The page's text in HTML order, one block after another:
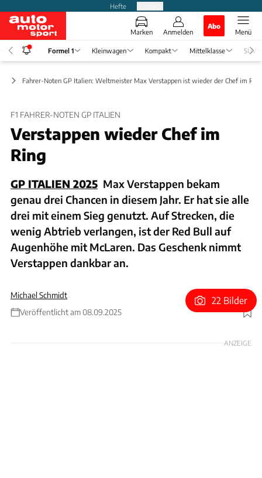
Hefte
Marken Anmelden
Abo
Menü
Formel 1 Kleinwagen Kompakt Mittelklasse SUV
Fahrer-Noten GP Italien: Weltmeister Max Verstappen ist wieder der Chef im Ring
F1 FAHRER-NOTEN GP ITALIEN
Verstappen wieder Chef im
Ring
GP ITALIEN 2025 Max Verstappen bekam
genau drei Chancen in diesem Jahr. Er hat sie alle
drei mit einem Sieg genutzt. Auf Strecken, die
wenig Abtrieb verlangen, ist der Red Bull auf
Augenhöhe mit McLaren. Das Geschenk nimmt
Verstappen dankbar an.
Michael Schmidt
Veröffentlicht am 08.09.2025
Foto: Red Bull
22 Bilder
ANZEIGE